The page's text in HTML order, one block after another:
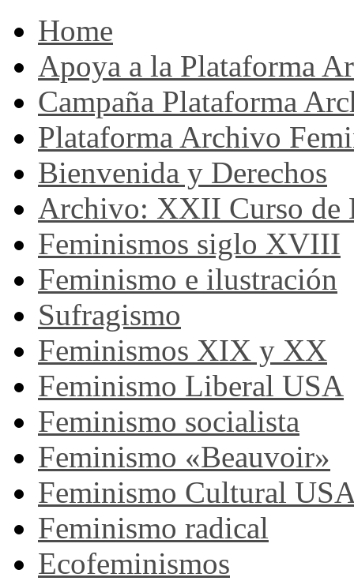
Home
Apoya a la Plataforma
Campaña Plataforma
Plataforma Archivo
Bienvenida y Derechos
Archivo: XXII Curso de
Feminismos siglo XVIII
Feminismo e ilustración
Sufragismo
Feminismos XIX y XX
Feminismo Liberal USA
Feminismo socialista
Feminismo «Beauvoir»
Feminismo Cultural
Feminismo radical
Ecofeminismos